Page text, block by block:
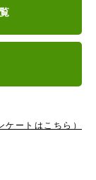
ケートはこちら）